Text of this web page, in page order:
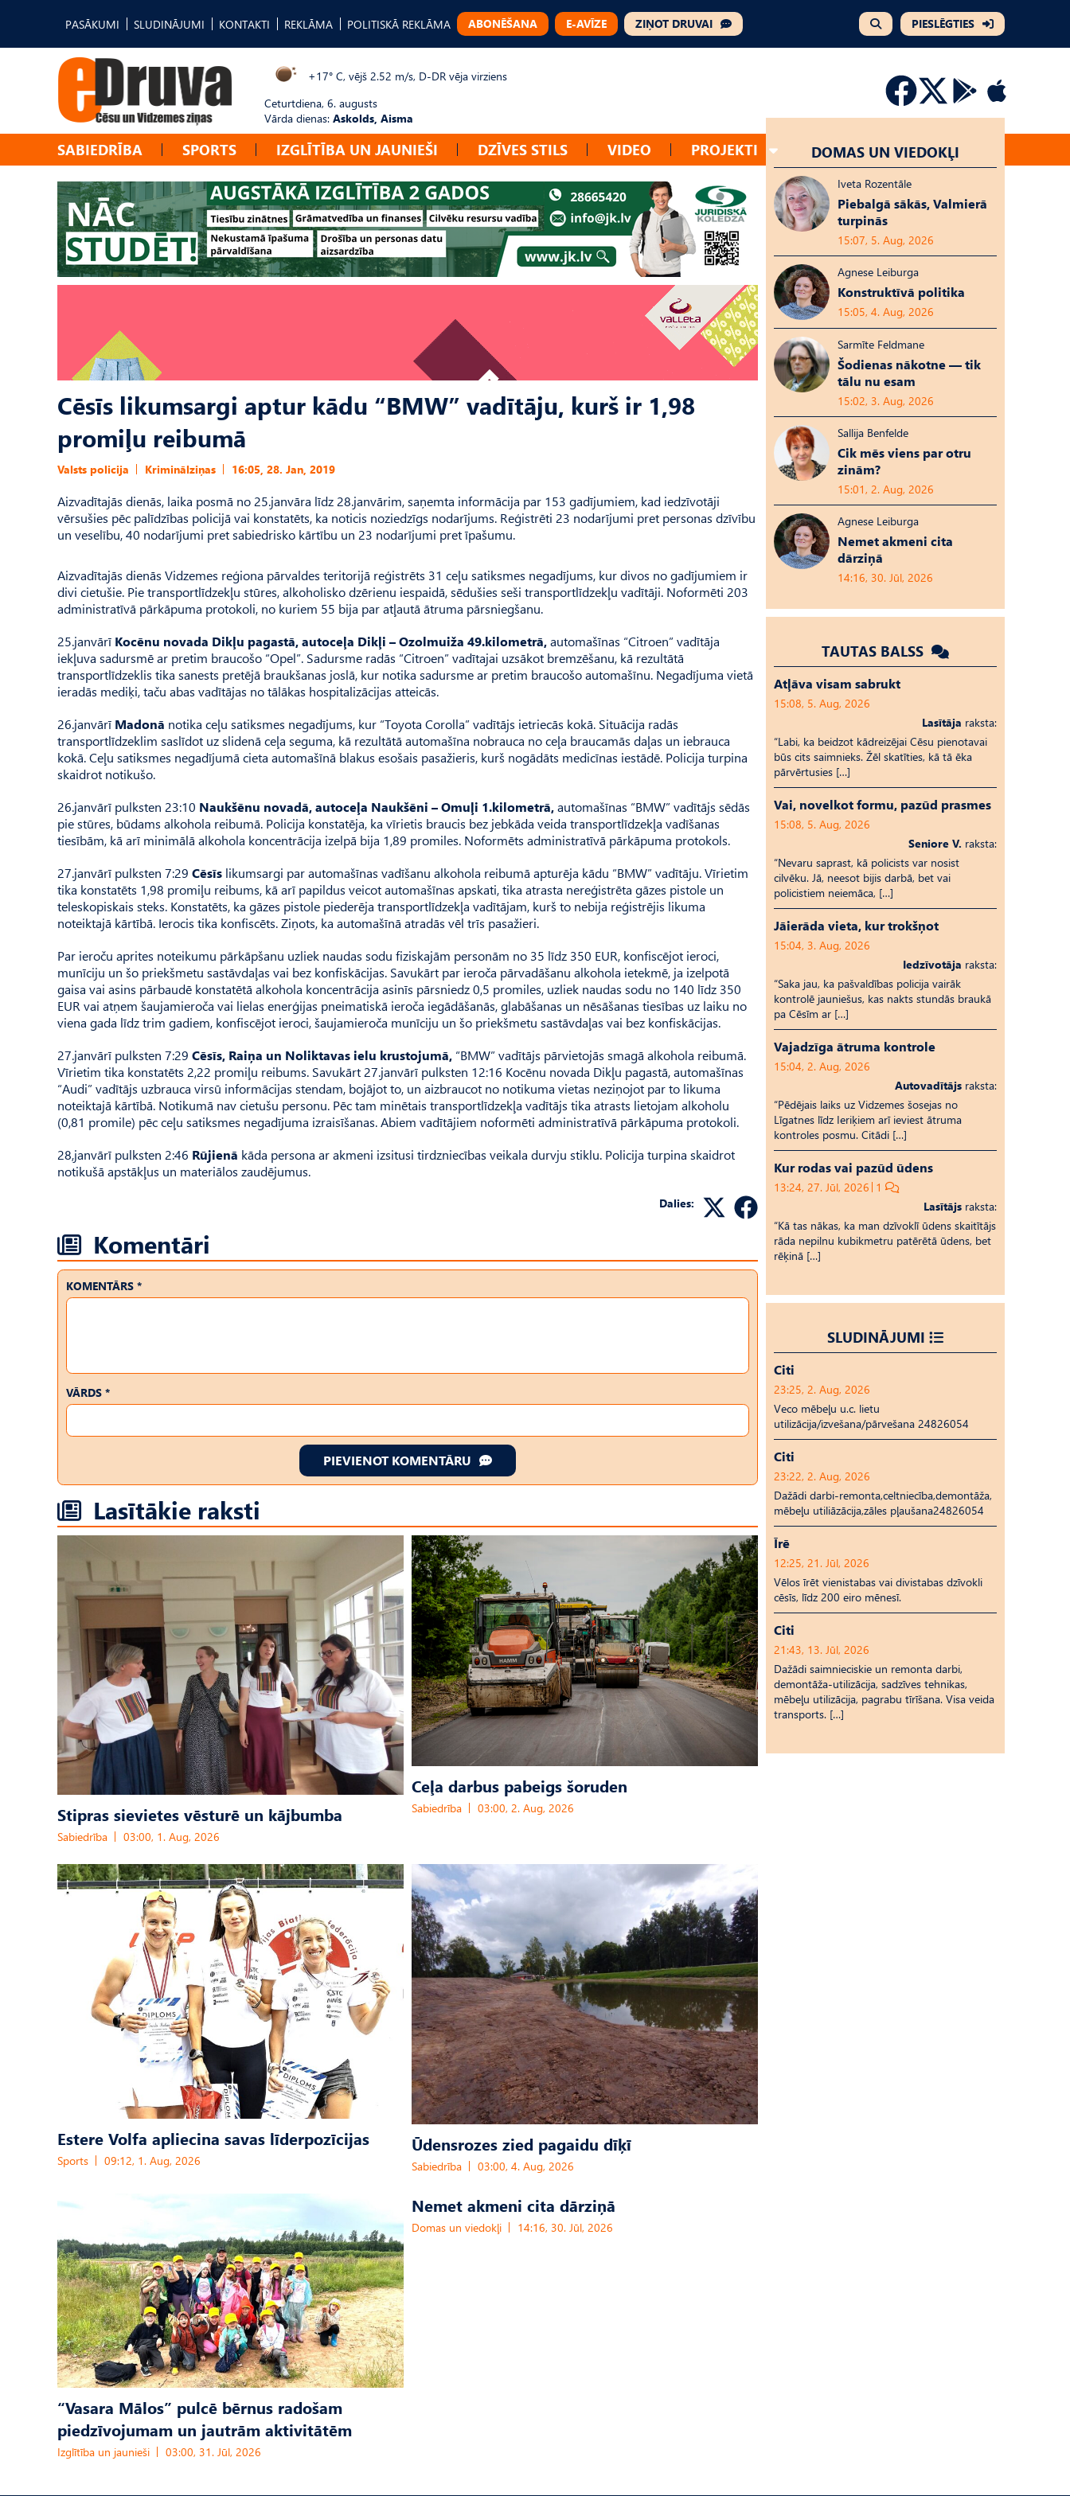
PASĀKUMI SLUDINĀJUMI KONTAKTI REKLĀMA POLITISKĀ REKLĀMA ABONĒŠANA E-AVĪZE ZIŅOT DRUVAI PIESLĒGTIES
+17° C, vējš 2.52 m/s, D-DR vēja virziens
Ceturtdiena, 6. augusts
Vārda dienas: Askolds, Aisma
SABIEDRĪBA SPORTS IZGLĪTĪBA UN JAUNIEŠI DZĪVES STILS VIDEO PROJEKTI
Cēsīs likumsargi aptur kādu “BMW” vadītāju, kurš ir 1,98
promiļu reibumā
Valsts policija Kriminālziņas 16:05, 28. Jan, 2019
Aizvadītajās dienās, laika posmā no 25.janvāra līdz 28.janvārim, saņemta informācija par 153 gadījumiem, kad iedzīvotāji
vērsušies pēc palīdzības policijā vai konstatēts, ka noticis noziedzīgs nodarījums. Reģistrēti 23 nodarījumi pret personas dzīvību
un veselību, 40 nodarījumi pret sabiedrisko kārtību un 23 nodarījumi pret īpašumu.
Aizvadītajās dienās Vidzemes reģiona pārvaldes teritorijā reģistrēts 31 ceļu satiksmes negadījums, kur divos no gadījumiem ir
divi cietušie. Pie transportlīdzekļu stūres, alkoholisko dzērienu iespaidā, sēdušies seši transportlīdzekļu vadītāji. Noformēti 203
administratīvā pārkāpuma protokoli, no kuriem 55 bija par atļautā ātruma pārsniegšanu.
25.janvārī Kocēnu novada Dikļu pagastā, autoceļa Dikļi – Ozolmuiža 49.kilometrā,automašīnas “Citroen” vadītāja
iekļuva sadursmē ar pretim braucošo “Opel”. Sadursme radās “Citroen” vadītajai uzsākot bremzēšanu, kā rezultātā
transportlīdzeklis tika sanests pretējā braukšanas joslā, kur notika sadursme ar pretim braucošo automašīnu. Negadījuma vietā
ieradās mediķi, taču abas vadītājas no tālākas hospitalizācijas atteicās.
26.janvārī Madonā notika ceļu satiksmes negadījums, kur “Toyota Corolla” vadītājs ietriecās kokā. Situācija radās
transportlīdzeklim saslīdot uz slidenā ceļa seguma, kā rezultātā automašīna nobrauca no ceļa braucamās daļas un iebrauca
kokā. Ceļu satiksmes negadījumā cieta automašīnā blakus esošais pasažieris, kurš nogādāts medicīnas iestādē. Policija turpina
skaidrot notikušo.
26.janvārī pulksten 23:10 Naukšēnu novadā, autoceļa Naukšēni – Omuļi 1.kilometrā,automašīnas “BMW” vadītājs sēdās
pie stūres, būdams alkohola reibumā. Policija konstatēja, ka vīrietis braucis bez jebkāda veida transportlīdzekļa vadīšanas
tiesībām, kā arī minimālā alkohola koncentrācija izelpā bija 1,89 promiles. Noformēts administratīvā pārkāpuma protokols.
27.janvārī pulksten 7:29 Cēsīs likumsargi par automašīnas vadīšanu alkohola reibumā apturēja kādu “BMW” vadītāju. Vīrietim
tika konstatēts 1,98 promiļu reibums, kā arī papildus veicot automašīnas apskati, tika atrasta nereģistrēta gāzes pistole un
teleskopiskais steks. Konstatēts, ka gāzes pistole piederēja transportlīdzekļa vadītājam, kurš to nebija reģistrējis likuma
noteiktajā kārtībā. Ierocis tika konfiscēts. Ziņots, ka automašīnā atradās vēl trīs pasažieri.
Par ieroču aprites noteikumu pārkāpšanu uzliek naudas sodu fiziskajām personām no 35 līdz 350 EUR, konfiscējot ieroci,
munīciju un šo priekšmetu sastāvdaļas vai bez konfiskācijas. Savukārt par ieroča pārvadāšanu alkohola ietekmē, ja izelpotā
gaisa vai asins pārbaudē konstatētā alkohola koncentrācija asinīs pārsniedz 0,5 promiles, uzliek naudas sodu no 140 līdz 350
EUR vai atņem šaujamieroča vai lielas enerģijas pneimatiskā ieroča iegādāšanās, glabāšanas un nēsāšanas tiesības uz laiku no
viena gada līdz trim gadiem, konfiscējot ieroci, šaujamieroča munīciju un šo priekšmetu sastāvdaļas vai bez konfiskācijas.
27.janvārī pulksten 7:29 Cēsīs, Raiņa un Noliktavas ielu krustojumā, “BMW” vadītājs pārvietojās smagā alkohola reibumā.
Vīrietim tika konstatēts 2,22 promiļu reibums. Savukārt 27.janvārī pulksten 12:16 Kocēnu novada Dikļu pagastā, automašīnas
“Audi” vadītājs uzbrauca virsū informācijas stendam, bojājot to, un aizbraucot no notikuma vietas neziņojot par to likuma
noteiktajā kārtībā. Notikumā nav cietušu personu. Pēc tam minētais transportlīdzekļa vadītājs tika atrasts lietojam alkoholu
(0,81 promile) pēc ceļu satiksmes negadījuma izraisīšanas. Abiem vadītājiem noformēti administratīvā pārkāpuma protokoli.
28,janvārī pulksten 2:46 Rūjienā kāda persona ar akmeni izsitusi tirdzniecības veikala durvju stiklu. Policija turpina skaidrot
notikušā apstākļus un materiālos zaudējumus.
Dalies:
Komentāri
KOMENTĀRS *
VĀRDS *
PIEVIENOT KOMENTĀRU
Lasītākie raksti
Stipras sievietes vēsturē un kājbumba
Sabiedrība 03:00, 1. Aug, 2026
Ceļa darbus pabeigs šoruden
Sabiedrība 03:00, 2. Aug, 2026
Estere Volfa apliecina savas līderpozīcijas
Sports 09:12, 1. Aug, 2026
Ūdensrozes zied pagaidu dīķī
Sabiedrība 03:00, 4. Aug, 2026
“Vasara Mālos” pulcē bērnus radošam
piedzīvojumam un jautrām aktivitātēm
Izglītība un jaunieši 03:00, 31. Jūl, 2026
Nemet akmeni cita dārziņā
Domas un viedokļi 14:16, 30. Jūl, 2026
DOMAS UN VIEDOKĻI
Iveta Rozentāle
Piebalgā sākās, Valmierā
turpinās
15:07, 5. Aug, 2026
Agnese Leiburga
Konstruktīvā politika
15:05, 4. Aug, 2026
Sarmīte Feldmane
Šodienas nākotne — tik
tālu nu esam
15:02, 3. Aug, 2026
Sallija Benfelde
Cik mēs viens par otru
zinām?
15:01, 2. Aug, 2026
Agnese Leiburga
Nemet akmeni cita
dārziņā
14:16, 30. Jūl, 2026
TAUTAS BALSS
Atļāva visam sabrukt
15:08, 5. Aug, 2026
Lasītāja raksta:
“Labi, ka beidzot kādreizējai Cēsu pienotavai
būs cits saimnieks. Žēl skatīties, kā tā ēka
pārvērtusies […]
Vai, novelkot formu, pazūd prasmes
15:08, 5. Aug, 2026
Seniore V. raksta:
“Nevaru saprast, kā policists var nosist
cilvēku. Jā, neesot bijis darbā, bet vai
policistiem neiemāca, […]
Jāierāda vieta, kur trokšņot
15:04, 3. Aug, 2026
Iedzīvotāja raksta:
“Saka jau, ka pašvaldības policija vairāk
kontrolē jauniešus, kas nakts stundās braukā
pa Cēsīm ar […]
Vajadzīga ātruma kontrole
15:04, 2. Aug, 2026
Autovadītājs raksta:
“Pēdējais laiks uz Vid­ze­mes šosejas no
Līgatnes līdz Ieriķiem arī ieviest ātruma
kontroles posmu. Citādi […]
Kur rodas vai pazūd ūdens
13:24, 27. Jūl, 2026 1
Lasītājs raksta:
“Kā tas nākas, ka man dzīvoklī ūdens skaitītājs
rāda nepilnu kubikmetru patērētā ūdens, bet
rēķinā […]
SLUDINĀJUMI
Citi
23:25, 2. Aug, 2026
Veco mēbeļu u.c. lietu
utilizācija/izvešana/pārvešana 24826054
Citi
23:22, 2. Aug, 2026
Dažādi darbi-remonta,celtniecība,demontāža,
mēbeļu utiliāzācija,zāles pļaušana24826054
Īrē
12:25, 21. Jūl, 2026
Vēlos īrēt vienistabas vai divistabas dzīvokli
cēsīs, līdz 200 eiro mēnesī.
Citi
21:43, 13. Jūl, 2026
Dažādi saimnieciskie un remonta darbi,
demontāža-utilizācija, sadzīves tehnikas,
mēbeļu utilizācija, pagrabu tīrīšana. Visa veida
transports. […]